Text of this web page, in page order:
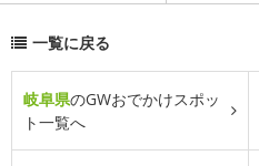
一覧に戻る
岐阜県のGWおでかけスポッ
ト一覧へ